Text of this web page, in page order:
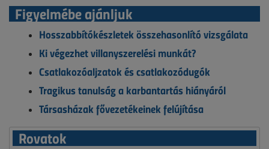
Figyelmébe ajánljuk
Hosszabbítókészletek összehasonlító vizsgálata
Ki végezhet villanyszerelési munkát?
Csatlakozóaljzatok és csatlakozódugók
Tragikus tanulság a karbantartás hiányáról
Társasházak fővezetékeinek felújítása
Rovatok